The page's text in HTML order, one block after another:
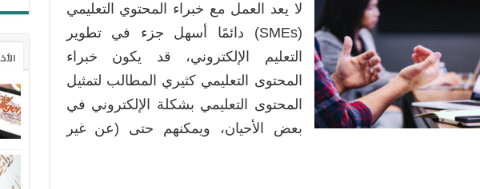
الشائعة
في
التعامل
مع
خبراء
المحتوى
التعليمي
لا يعد العمل مع خبراء المحتوي التعليمي
(SMEs) دائمًا أسهل جزء في تطوير
التعليم الإلكتروني، قد يكون خبراء
المحتوى التعليمي كثيري المطالب لتمثيل
المحتوى التعليمي بشكلة الإلكتروني في
بعض الأحيان، ويمكنهم حتى (عن غير